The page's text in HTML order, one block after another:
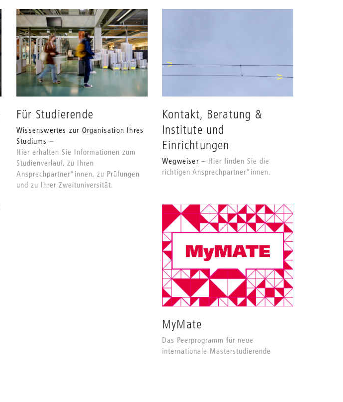
Für Studierende
Wissenswertes zur Organisation Ihres
Studiums
Hier erhalten Sie Informationen zum
Studienverlauf, zu Ihren
Ansprechpartner*innen, zu Prüfungen
und zu Ihrer Zweituniversität.
Kontakt, Beratung &
Institute und
Einrichtungen
Wegweiser
Hier finden Sie die
richtigen Ansprechpartner*innen.
MyMate
Das Peerprogramm für neue
internationale Masterstudierende